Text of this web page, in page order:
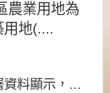
農業用地為
地(....
密切注意動向及早完成防災應變準備